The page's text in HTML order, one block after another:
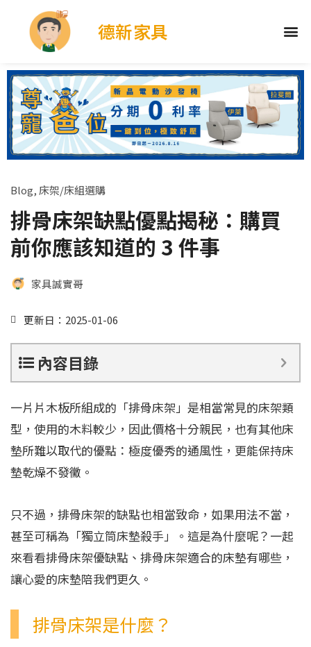
德新家具
Blog, 床架/床組選購
排骨床架缺點優點揭秘：購買
前你應該知道的 3 件事
家具誠實哥
更新日：2025-01-06
內容目錄
一片片木板所組成的「排骨床架」是相當常見的床架類
型，使用的木料較少，因此價格十分親民，也有其他床
墊所難以取代的優點：極度優秀的通風性，更能保持床
墊乾燥不發黴。
只不過，排骨床架的缺點也相當致命，如果用法不當，
甚至可稱為「獨立筒床墊殺手」。這是為什麼呢？一起
來看看排骨床架優缺點、排骨床架適合的床墊有哪些，
讓心愛的床墊陪我們更久。
排骨床架是什麼？